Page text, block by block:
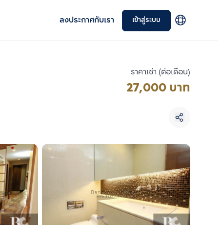
ลงประกาศกับเรา เข้าสู่ระบบ
ราคาเช่า (ต่อเดือน)
27,000 บาท
เลือกยูนิตเพื่อเปรียบเทียบ
เลือกได้สูงสุด 3 รายการ